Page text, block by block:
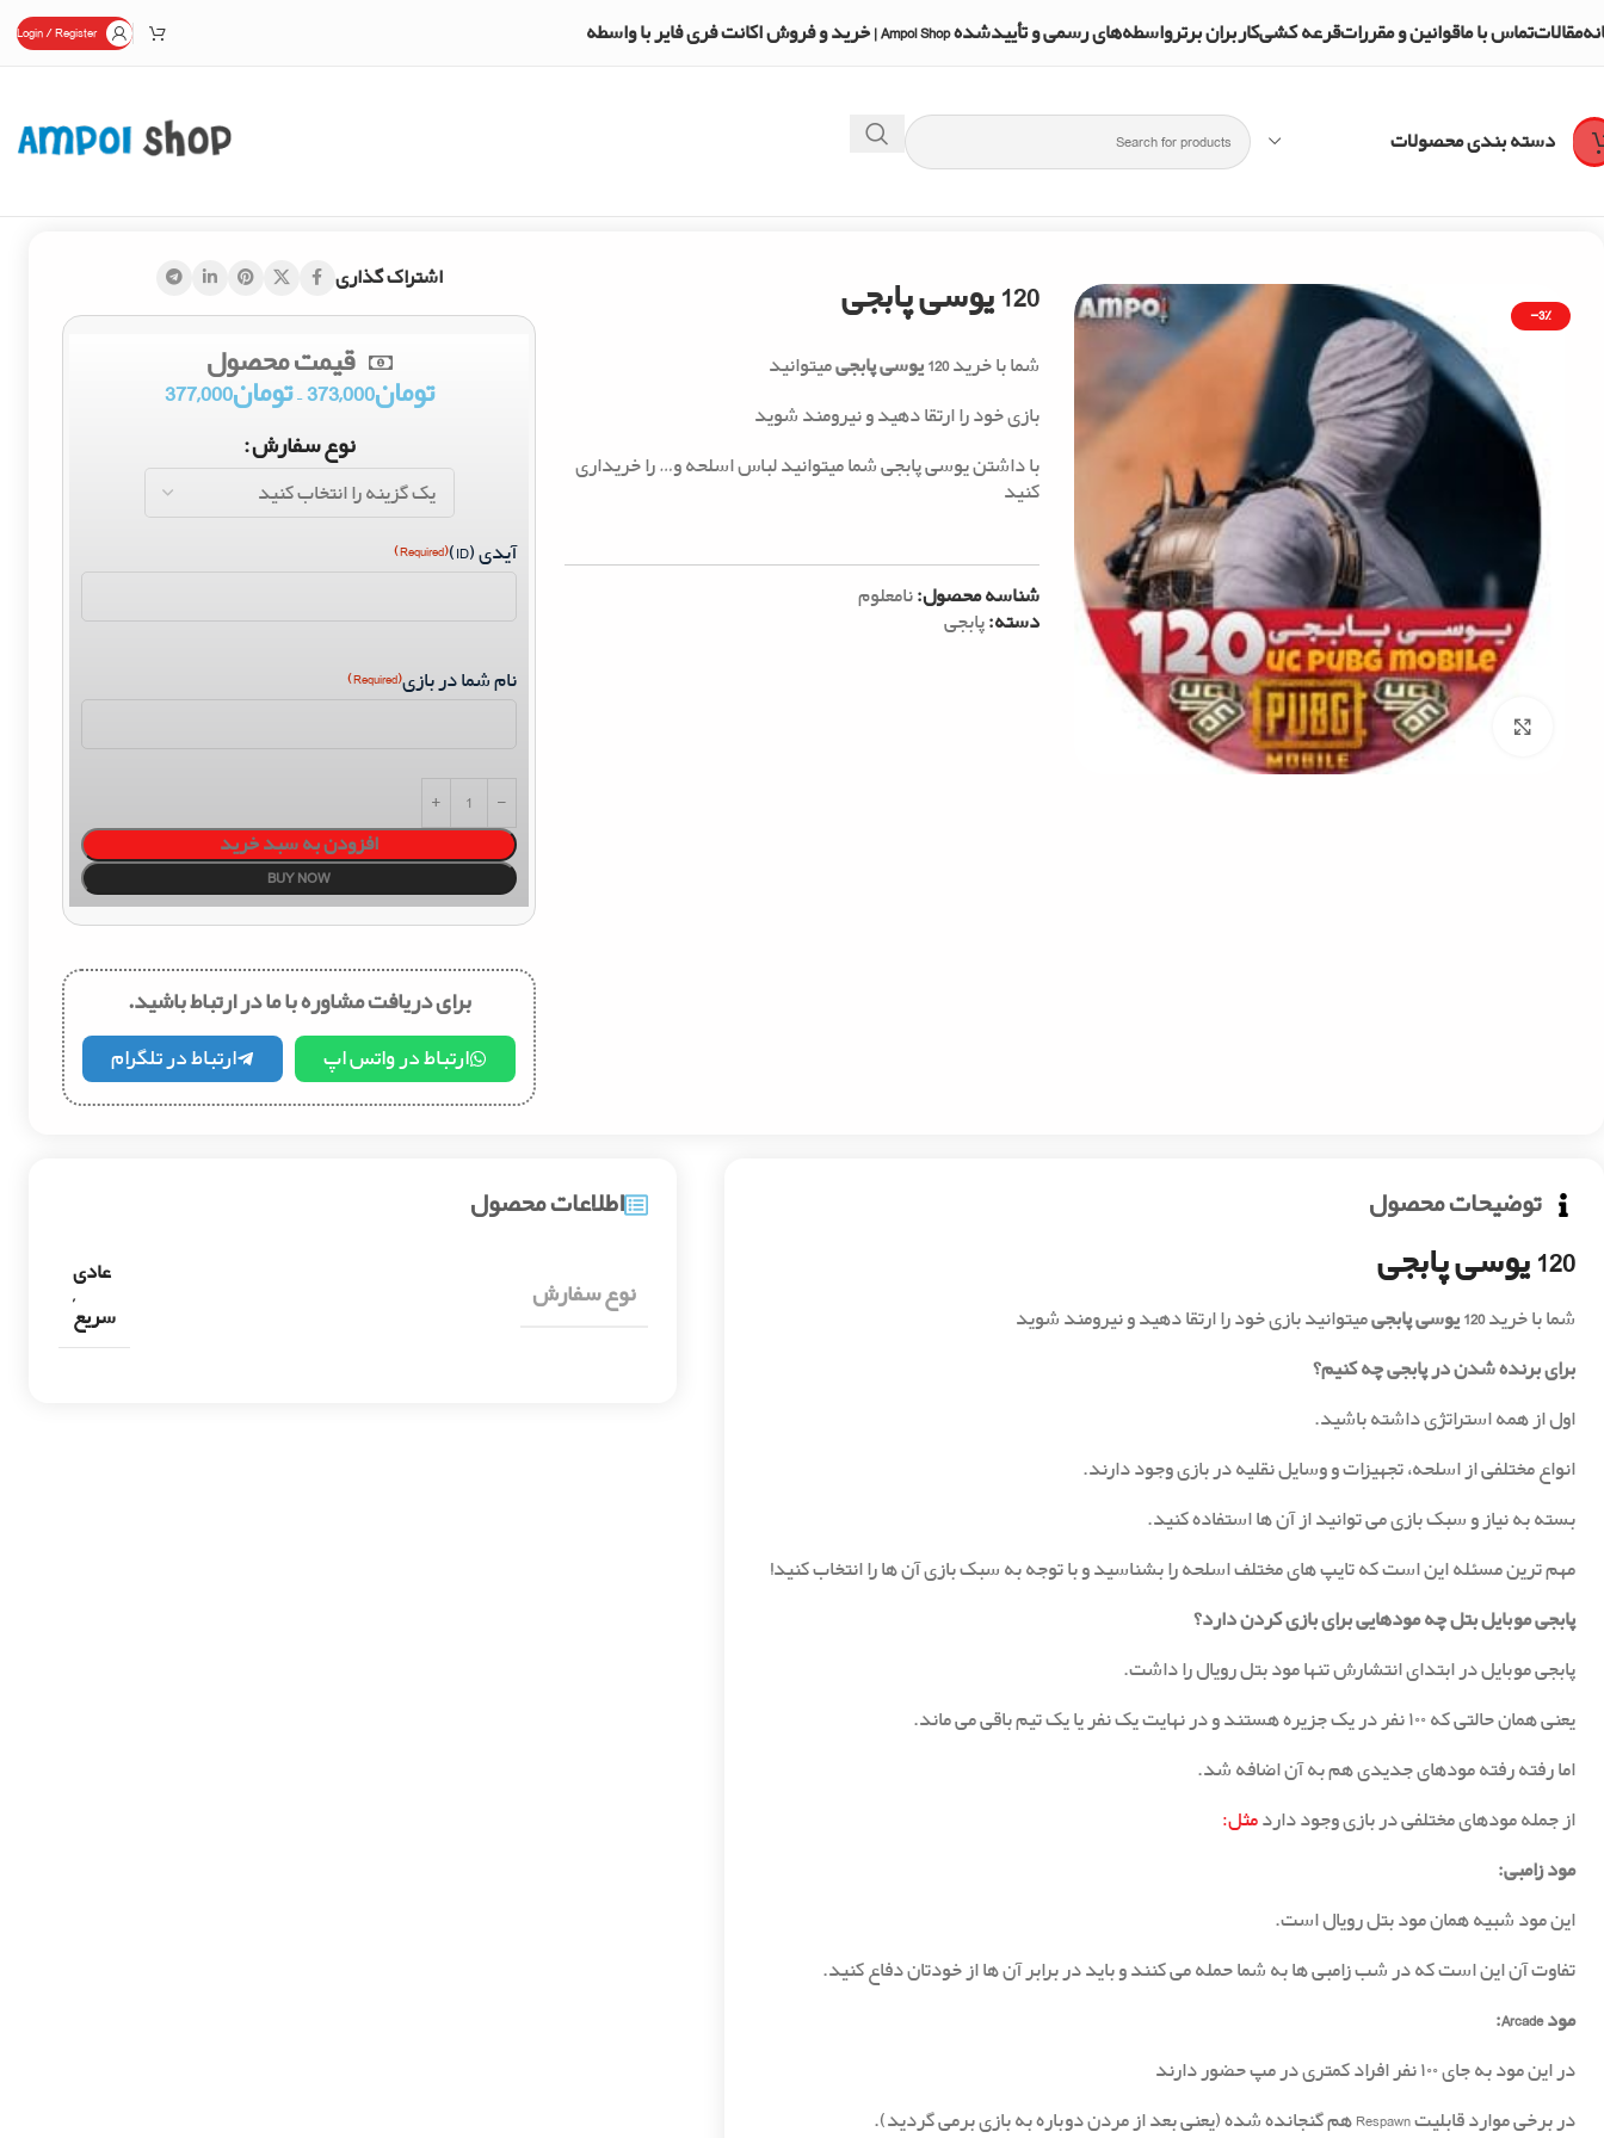
مقالاتتماس با ماقوانین و مقرراتقرعه کشیکاربران برترواسطه‌های رسمی و تأییدشده Ampol Shop | خرید و فروش اکانت فری فایر با واسطه Login / Register
دسته بندی محصولات
-3%
Click to enlarge
120 یوسی پابجی
شما با خرید120 یوسی پابجی
میتوانید
بازی خود را ارتقا دهید و نیرومند شوید
با داشتن یوسی پابجی شما میتوانید لباس اسلحه و… را خریداری
کنید
شناسه محصول:نامعلوم
دسته:پابجی
اشتراک گذاری
قیمت محصول
تومان373,000
–تومان377,000
نوع سفارش
آیدی (ID) (Required)
نام شما در بازی(Required)
افزودن به سبد خرید
BUY NOW
برای دریافت مشاوره با ما در ارتباط باشید.
ارتباط در واتس اپ ارتباط در تلگرام
توضیحات محصول
120 یوسی پابجی
شما با خرید120 یوسی پابجی
میتوانید بازی خود را ارتقا دهید و نیرومند شوید
برای برنده شدن در پابجی چه کنیم؟
‏اول از همه استراتژی داشته باشید.
انواع مختلفی از اسلحه، تجهیزات و وسایل نقلیه در بازی وجود دارند.
بسته به نیاز و سبک بازی می توانید از آن ها استفاده کنید.
مهم ترین مسئله این است که تایپ های مختلف اسلحه را بشناسید و با توجه به سبک بازی آن ها را انتخاب کنید!
پابجی موبایل بتل چه مودهایی برای بازی کردن دارد؟
پابجی موبایل در ابتدای انتشارش تنها مود بتل رویال را داشت.
یعنی همان حالتی که ۱۰۰ نفر در یک جزیره هستند و در نهایت یک نفر یا یک تیم باقی می ماند.
اما رفته رفته مودهای جدیدی هم به آن اضافه شد.
از جمله مودهای مختلفی در بازی وجود داردمثل:
مود زامبی:
این مود شبیه همان مود بتل رویال است.
تفاوت آن این است که در شب زامبی ها به شما حمله می کنند و باید در برابر آن ها از خودتان دفاع کنید.
مود Arcade:
در این مود به جای ۱۰۰ نفر افراد کمتری در مپ حضور دارند
در برخی موارد قابلیت Respawn هم گنجانده شده (یعنی بعد از مردن دوباره به بازی برمی گردید).
اطلاعات محصول
نوع سفارش
عادی
,
سریع